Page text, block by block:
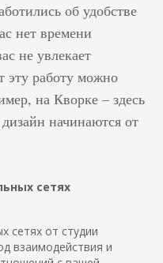
об удобстве
нет времени
не увлекает
эту работу можно
на Кворке – здесь
начинаются от
сетях
сетях от студии
взаимодействия и